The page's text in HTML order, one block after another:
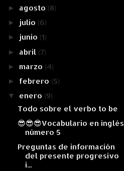
► agosto (8)
► julio (6)
► junio (1)
► abril (7)
► marzo (4)
► febrero (5)
▼ enero (9)
Todo sobre el verbo to be
😎😎😎Vocabulario en inglés
número 5
Preguntas de información
del presente progresivo
i...